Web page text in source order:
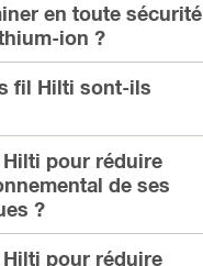
en toute sécurité
ion ?
fil Hilti sont-ils
pour réduire
de ses
?
pour réduire